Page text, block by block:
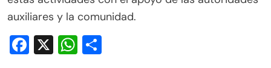
auxiliares y la comunidad.
Facebook
X WhatsApp